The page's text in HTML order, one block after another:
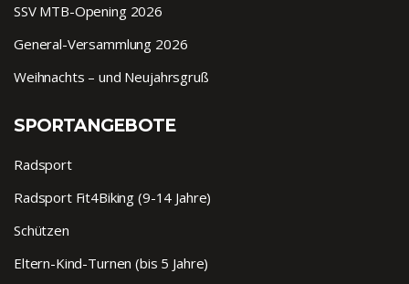
SSV MTB-Opening 2026
General-Versammlung 2026
Weihnachts – und Neujahrsgruß
SPORTANGEBOTE
Radsport
Radsport Fit4Biking (9-14 Jahre)
Schützen
Eltern-Kind-Turnen (bis 5 Jahre)